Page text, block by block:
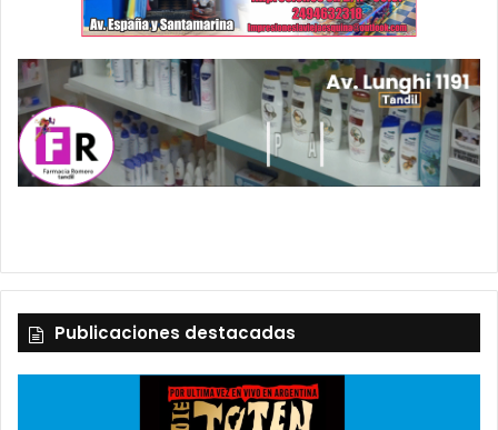
Publicaciones destacadas